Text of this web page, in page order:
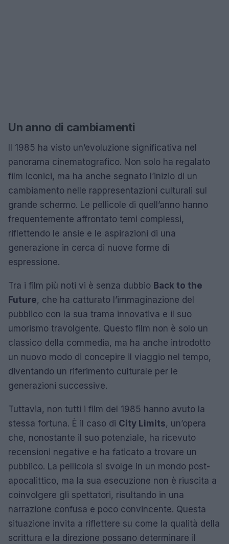
Un anno di cambiamenti
Il 1985 ha visto un’evoluzione significativa nel
panorama cinematografico. Non solo ha regalato
film iconici, ma ha anche segnato l’inizio di un
cambiamento nelle rappresentazioni culturali sul
grande schermo. Le pellicole di quell’anno hanno
frequentemente affrontato temi complessi,
riflettendo le ansie e le aspirazioni di una
generazione in cerca di nuove forme di
espressione.
Tra i film più noti vi è senza dubbio Back to the
Future, che ha catturato l’immaginazione del
pubblico con la sua trama innovativa e il suo
umorismo travolgente. Questo film non è solo un
classico della commedia, ma ha anche introdotto
un nuovo modo di concepire il viaggio nel tempo,
diventando un riferimento culturale per le
generazioni successive.
Tuttavia, non tutti i film del 1985 hanno avuto la
stessa fortuna. È il caso di City Limits, un’opera
che, nonostante il suo potenziale, ha ricevuto
recensioni negative e ha faticato a trovare un
pubblico. La pellicola si svolge in un mondo post-
apocalittico, ma la sua esecuzione non è riuscita a
coinvolgere gli spettatori, risultando in una
narrazione confusa e poco convincente. Questa
situazione invita a riflettere su come la qualità della
scrittura e la direzione possano determinare il